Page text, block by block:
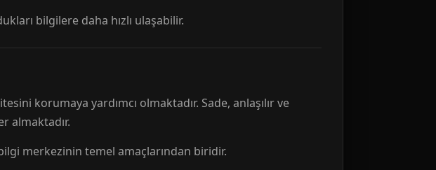
bilgilere daha hızlı ulaşabilir.
korumaya yardımcı olmaktadır. Sade, anlaşılır ve
almaktadır.
merkezinin temel amaçlarından biridir.